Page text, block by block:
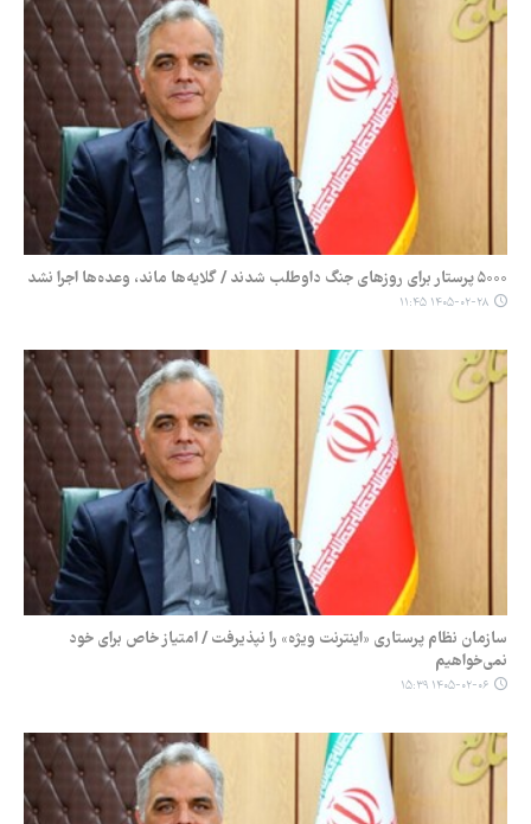
۵۰۰۰ پرستار برای روزهای جنگ داوطلب شدند / گلایه‌ها ماند، وعده‌ها اجرا نشد
۱۴۰۵-۰۲-۲۸ ۱۱:۴۵
سازمان نظام پرستاری «اینترنت ویژه» را نپذیرفت / امتیاز خاص برای خود
نمی‌خواهیم
۱۴۰۵-۰۲-۰۶ ۱۵:۳۹